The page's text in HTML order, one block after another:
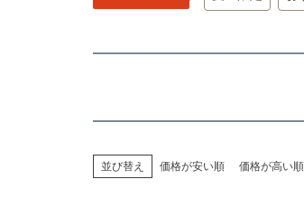
並び替え 価格が安い順 価格が高い順